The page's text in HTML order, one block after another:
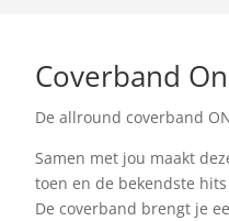
Coverband
De allround coverband
Samen met jou maakt
toen en de bekendste
De coverband brengt je